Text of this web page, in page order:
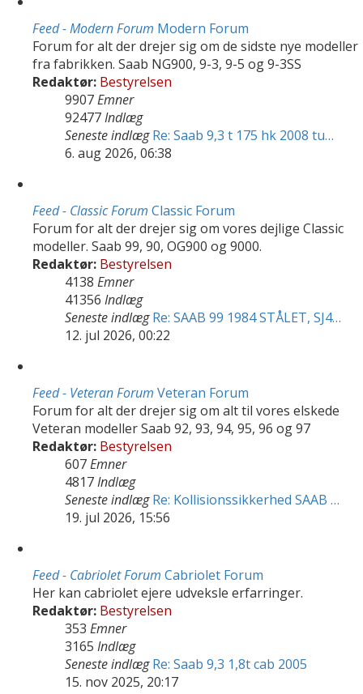
Feed - Modern Forum Modern Forum
Forum for alt der drejer sig om de sidste nye modeller
fra fabrikken. Saab NG900, 9-3, 9-5 og 9-3SS
Redaktør: Bestyrelsen
9907Emner
92477Indlæg
Seneste indlæg Re: Saab 9,3 t 175 hk 2008 tu…
6. aug 2026, 06:38
Feed - Classic Forum Classic Forum
Forum for alt der drejer sig om vores dejlige Classic
modeller. Saab 99, 90, OG900 og 9000.
Redaktør: Bestyrelsen
4138 Emner
41356 Indlæg
Seneste indlæg Re: SAAB 99 1984 STÅLET, SJ4…
12. jul 2026, 00:22
Feed - Veteran Forum Veteran Forum
Forum for alt der drejer sig om alt til vores elskede
Veteran modeller Saab 92, 93, 94, 95, 96 og 97
Redaktør: Bestyrelsen
607Emner
4817Indlæg
Seneste indlæg Re: Kollisionssikkerhed SAAB …
19. jul 2026, 15:56
Feed - Cabriolet Forum Cabriolet Forum
Her kan cabriolet ejere udveksle erfarringer.
Redaktør: Bestyrelsen
353 Emner
3165 Indlæg
Seneste indlæg Re: Saab 9,3 1,8t cab 2005
15. nov 2025, 20:17